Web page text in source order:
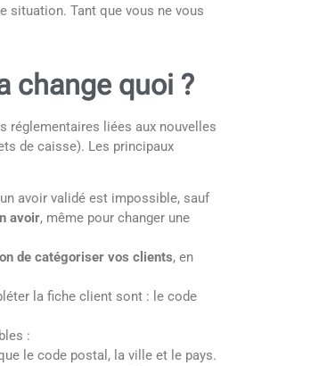
situation. Tant que vous ne vous
change quoi ?
réglementaires liées aux nouvelles
de caisse). Les principaux
avoir validé est impossible, sauf
avoir, même pour changer une
de catégoriser vos clients, en
la fiche client sont : le code
:
le code postal, la ville et le pays.